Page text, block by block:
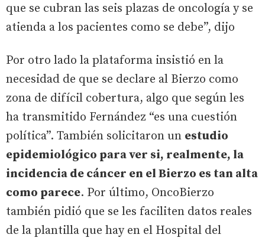
que se cubran las seis plazas de oncología y se
atienda a los pacientes como se debe”, dijo
Por otro lado la plataforma insistió en la
necesidad de que se declare al Bierzo como
zona de difícil cobertura, algo que según les
ha transmitido Fernández “es una cuestión
política”. También solicitaron un estudio
epidemiológico para ver si, realmente, la
incidencia de cáncer en el Bierzo es tan alta
como parece. Por último, OncoBierzo
también pidió que se les faciliten datos reales
de la plantilla que hay en el Hospital del